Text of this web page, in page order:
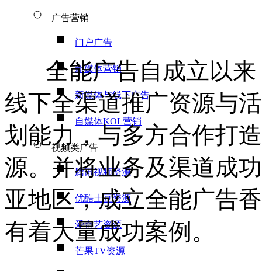
广告营销
门户广告
新媒体营销
新媒体与线下广告
自媒体KOL营销
视频类广告
腾讯视频资源
优酷土豆资源
爱奇艺资源
芒果TV资源
全能广告自成立以来
线下全渠道推广资源与
划能力，与多方合作打
源。并将业务及渠道成
亚地区，成立全能广告
有着大量成功案例。